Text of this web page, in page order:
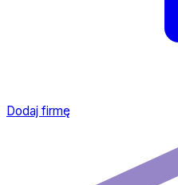
Dodaj firmę